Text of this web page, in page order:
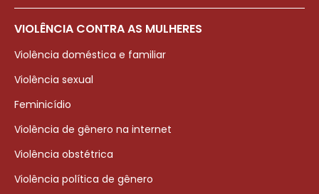
VIOLÊNCIA CONTRA AS MULHERES
Violência doméstica e familiar
Violência sexual
Feminicídio
Violência de gênero na internet
Violência obstétrica
Violência política de gênero